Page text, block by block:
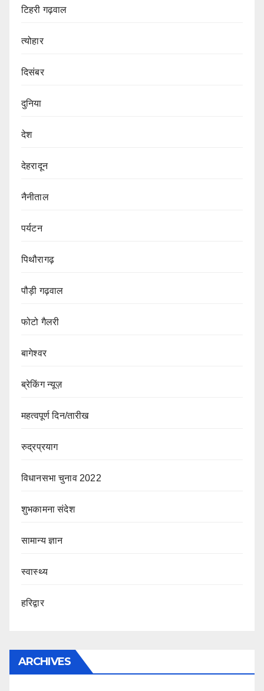
टिहरी गढ़वाल
त्योहार
दिसंबर
दुनिया
देश
देहरादून
नैनीताल
पर्यटन
पिथौरागढ़
पौड़ी गढ़वाल
फोटो गैलरी
बागेश्वर
ब्रेकिंग न्यूज़
महत्वपूर्ण दिन/तारीख
रुद्रप्रयाग
विधानसभा चुनाव 2022
शुभकामना संदेश
सामान्य ज्ञान
स्वास्थ्य
हरिद्वार
ARCHIVES